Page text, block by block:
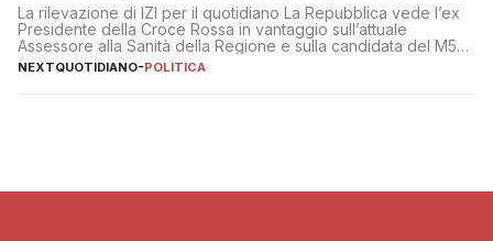
La rilevazione di IZI per il quotidiano La Repubblica vede l’ex
Presidente della Croce Rossa in vantaggio sull’attuale
Assessore alla Sanità della Regione e sulla candidata del M5S
Donatella Bianchi
NEXTQUOTIDIANO-POLITICA